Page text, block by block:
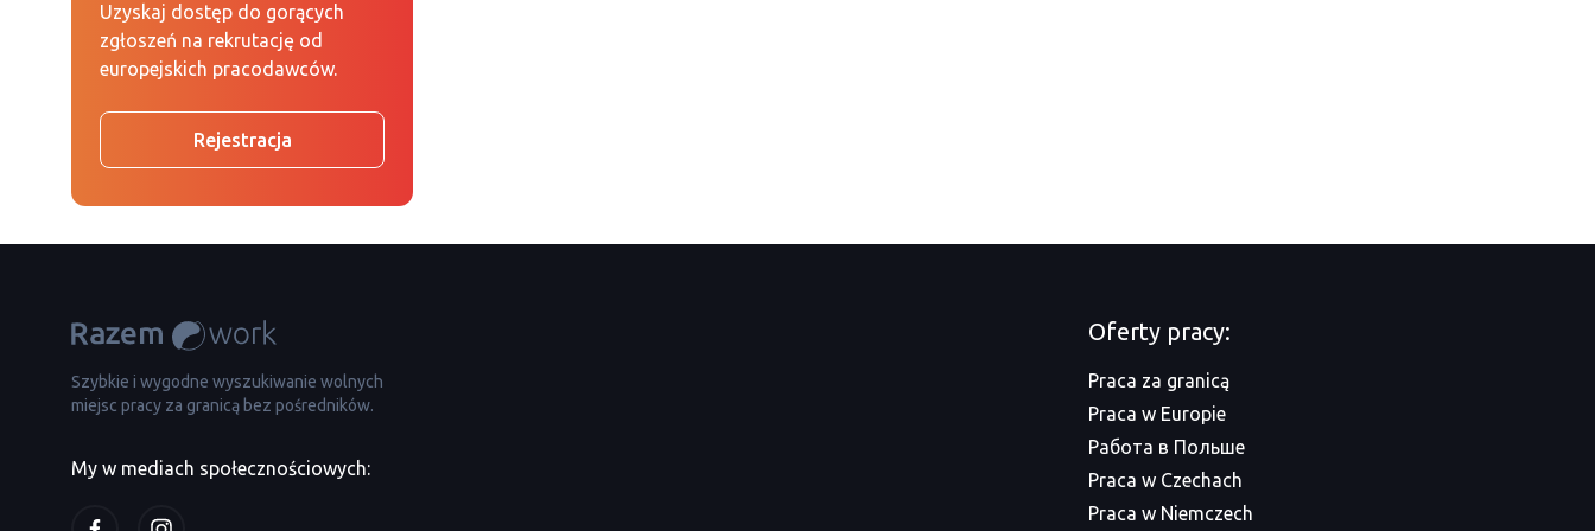
Uzyskaj dostęp do gorących
zgłoszeń na rekrutację od
europejskich pracodawców.
Rejestracja
Szybkie i wygodne wyszukiwanie wolnych
miejsc pracy za granicą bez pośredników.
My w mediach społecznościowych:
Oferty pracy:
Praca za granicą
Praca w Europie
Работа в Польше
Praca w Czechach
Praca w Niemczech